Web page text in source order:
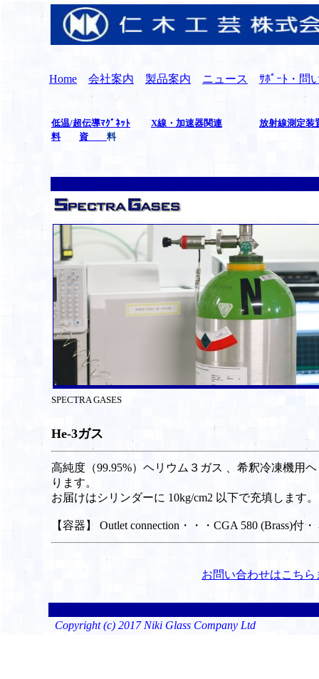
Home 会社案内 製品案内 ニュース ｻﾎﾟｰﾄ・問
低温/超伝導ﾏｸﾞﾈｯﾄ X線・加速器関連
放射線測定装
料
資 料
SPECTRA GASES
He-3ガス
高純度（99.95%）ヘリウム３ガス 、希釈冷凍機用
ります。
お届けはシリンダーに 10kg/cm2 以下で充填します。
【容器】 Outlet connection・・・CGA 580 (Brass)
お問い合わせはこち
Copyright (c) 2017 Niki Glass Company Ltd